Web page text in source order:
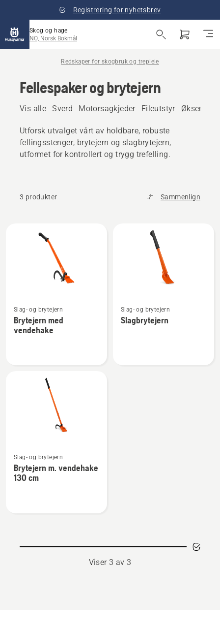
Registrering for nyhetsbrev
Skog og hage
NO, Norsk Bokmål
Redskaper for skogbruk og trepleie
Fellespaker og brytejern
Vis alle Sverd Motorsagkjeder Fileutstyr Økser
Utforsk utvalget vårt av holdbare, robuste
fellingsstenger, brytejern og slagbrytejern,
utformet for kontrollert og trygg trefelling.
3 produkter Sammenlign
produkter
flere
detaljer
om
Slag- og brytejern
Brytejern med
vendehake
flere
detaljer
Slag- og brytejern
Slagbrytejern
flere
detaljer
om
Slag- og brytejern
Brytejern m. vendehake
130 cm
Viser 3 av 3